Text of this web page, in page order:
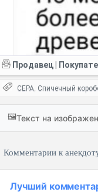
Продавец |
СЕРА, Спичечный
🖼️Текст на
Комментарии к
Лучший